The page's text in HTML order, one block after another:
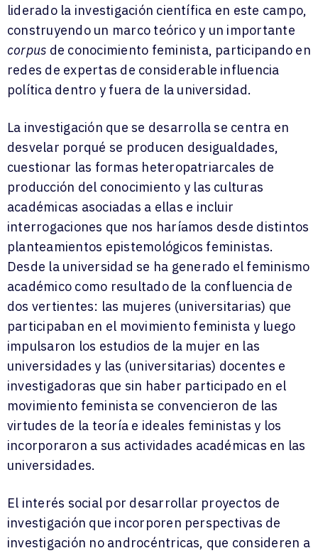
liderado la investigación científica en este campo,
construyendo un marco teórico y un importante
corpus de conocimiento feminista, participando en
redes de expertas de considerable influencia
política dentro y fuera de la universidad.
La investigación que se desarrolla se centra en
desvelar porqué se producen desigualdades,
cuestionar las formas heteropatriarcales de
producción del conocimiento y las culturas
académicas asociadas a ellas e incluir
interrogaciones que nos haríamos desde distintos
planteamientos epistemológicos feministas.
Desde la universidad se ha generado el feminismo
académico como resultado de la confluencia de
dos vertientes: las mujeres (universitarias) que
participaban en el movimiento feminista y luego
impulsaron los estudios de la mujer en las
universidades y las (universitarias) docentes e
investigadoras que sin haber participado en el
movimiento feminista se convencieron de las
virtudes de la teoría e ideales feministas y los
incorporaron a sus actividades académicas en las
universidades.
El interés social por desarrollar proyectos de
investigación que incorporen perspectivas de
investigación no androcéntricas, que consideren a